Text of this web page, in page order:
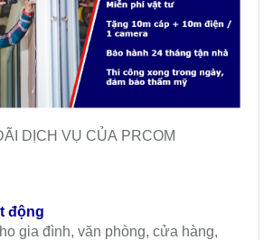
DỊCH VỤ CỦA PRCOM
động
gia đình, văn phòng, cửa hàng,